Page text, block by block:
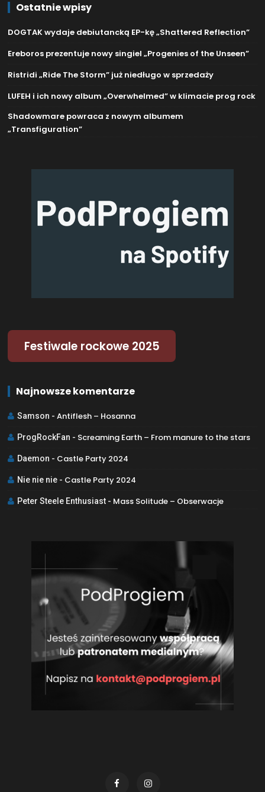
Ostatnie wpisy
DOGTAK wydaje debiutancką EP-kę „Shattered Reflection”
Ereboros prezentuje nowy singiel „Progenies of the Unseen”
Ristridi „Ride The Storm” już niedługo w sprzedaży
LUFEH i ich nowy album „Overwhelmed” w klimacie prog rock
Shadowmare powraca z nowym albumem
„Transfiguration”
Festiwale rockowe 2025
Najnowsze komentarze
Samson -Antiflesh – Hosanna
ProgRockFan - Screaming Earth – From manure to the stars
Daemon - Castle Party 2024
Nie nie nie - Castle Party 2024
Peter Steele Enthusiast - Mass Solitude – Obserwacje